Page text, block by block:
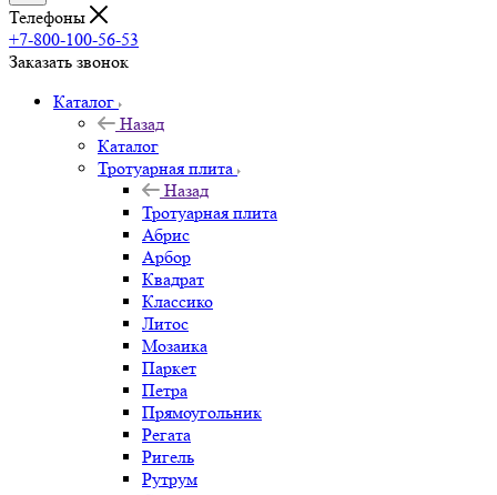
Телефоны
+7-800-100-56-53
Заказать звонок
Каталог
Назад
Каталог
Тротуарная плита
Назад
Тротуарная плита
Абрис
Арбор
Квадрат
Классико
Литос
Мозаика
Паркет
Петра
Прямоугольник
Регата
Ригель
Рутрум